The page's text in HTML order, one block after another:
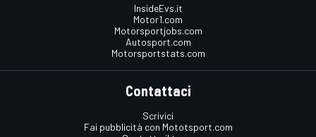
InsideEvs.it
Motor1.com
Motorsportjobs.com
Autosport.com
Motorsportstats.com
Contattaci
Scrivici
Fai pubblicità con Mototsport.com